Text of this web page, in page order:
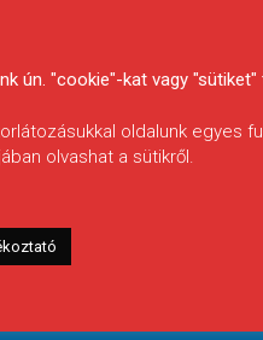
ún. "cookie"-kat vagy "sütiket"
oldalunk egyes
olvashat a sütikről.